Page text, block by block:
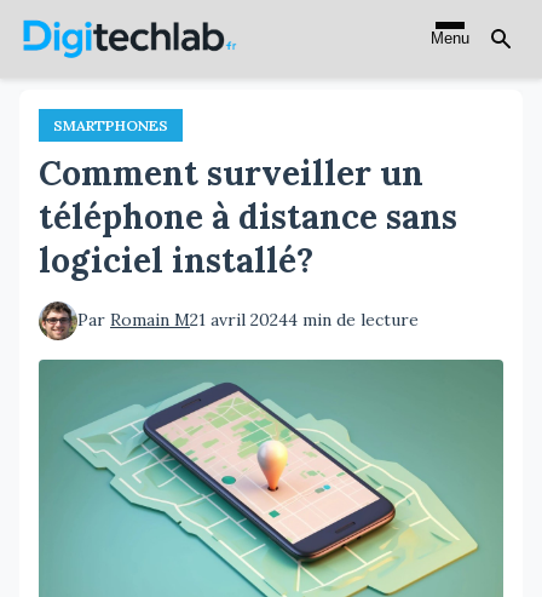
Aller
principal
Menu
SMARTPHONES
Comment surveiller un
téléphone à distance sans
logiciel installé?
Par Romain M21 avril 20244 min de lecture